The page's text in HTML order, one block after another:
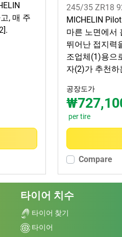
, 매 주
245/35 ZR18
MICHELIN
마른 노면에서
뛰어난 접지력
조업체(1)용으
자(2)가 추천하
공장도가
per tire
Compare
타이어 치수
타이어 찾기
타이어